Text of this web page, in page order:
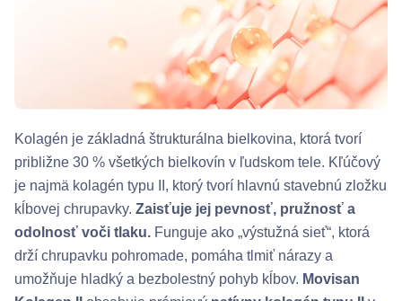
Kolagén je základná štrukturálna bielkovina, ktorá tvorí
približne 30 % všetkých bielkovín v ľudskom tele. Kľúčový
je najmä kolagén typu II, ktorý tvorí hlavnú stavebnú zložku
kĺbovej chrupavky. Zaisťuje jej pevnosť, pružnosť a
odolnosť voči tlaku. Funguje ako „výstužná sieť“, ktorá
drží chrupavku pohromade, pomáha tlmiť nárazy a
umožňuje hladký a bezbolestný pohyb kĺbov. Movisan